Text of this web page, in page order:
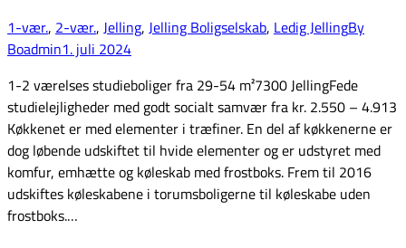
1-vær., 2-vær., Jelling, Jelling Boligselskab, Ledig JellingBy
Boadmin1. juli 2024
1-2 værelses studieboliger fra 29-54 m²7300 JellingFede
studielejligheder med godt socialt samvær fra kr. 2.550 – 4.913
Køkkenet er med elementer i træfiner. En del af køkkenerne er
dog løbende udskiftet til hvide elementer og er udstyret med
komfur, emhætte og køleskab med frostboks. Frem til 2016
udskiftes køleskabene i torumsboligerne til køleskabe uden
frostboks.…